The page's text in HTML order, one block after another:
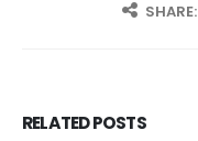
SHARE:
RELATEDPOSTS